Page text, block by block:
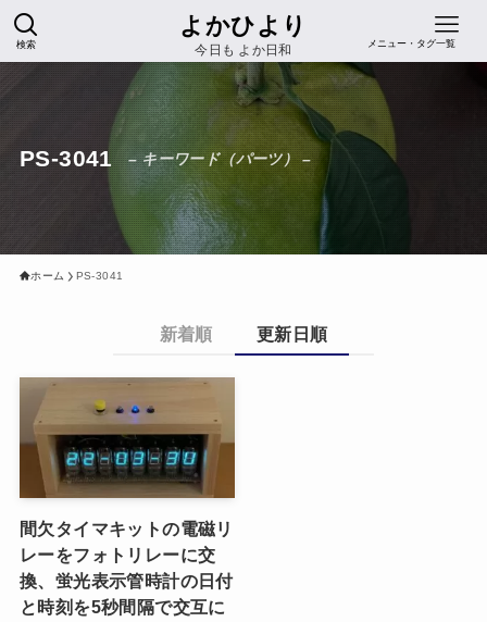
よかひより
今日も よか日和
検索 メニュー・タグ一覧
PS-3041 – キーワード（パーツ） –
ホーム PS-3041
新着順 更新日順
間欠タイマキットの電磁リ
レーをフォトリレーに交
換、蛍光表示管時計の日付
と時刻を5秒間隔で交互に